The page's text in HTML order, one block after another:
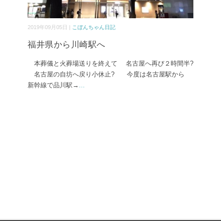
2019年09月05日 | こぼんちゃん日記
福井県から川崎駅へ
本葬儀と火葬場送りを終えて 名古屋へ再び２時間半?
名古屋の自坊へ戻り小休止? 今度は名古屋駅から
新幹線で品川駅→ ...